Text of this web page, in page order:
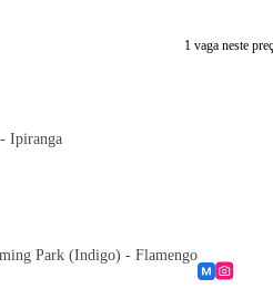
1 vaga neste
Ipiranga
Park (Indigo) - Flamengo